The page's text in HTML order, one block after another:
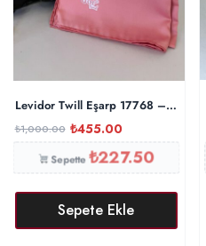
Levidor Twill Eşarp 17768 – Eflatun
₺1,000.00 ₺455.00
Sepette ₺227.50
Sepete Ekle